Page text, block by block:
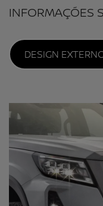
INFORMAÇÕES
DESIGN